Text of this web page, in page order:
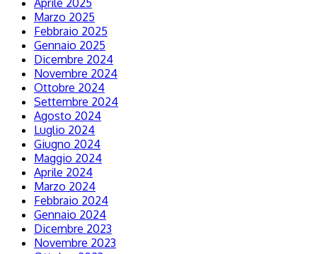
Marzo 2025
Febbraio 2025
Gennaio 2025
Dicembre 2024
Novembre 2024
Ottobre 2024
Settembre 2024
Agosto 2024
Luglio 2024
Giugno 2024
Maggio 2024
Aprile 2024
Marzo 2024
Febbraio 2024
Gennaio 2024
Dicembre 2023
Novembre 2023